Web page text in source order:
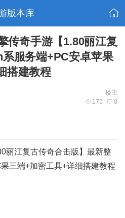
版本库
传奇手游【1.80丽江复
服务端+PC安卓苹果
搭建教程
楼主
175 0
丽江复古传奇合击版】最新整
三端+加密工具+详细搭建教程